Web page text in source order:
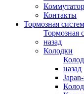
Контакты
Тормозная
Тормозная
назад
Колодки
назад